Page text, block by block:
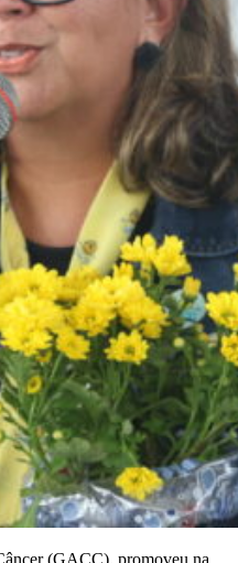
(GACC), promoveu na